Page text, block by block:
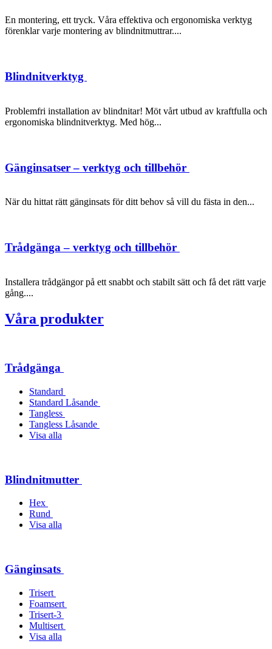
En montering, ett tryck. Våra effektiva och ergonomiska verktyg
förenklar varje montering av blindnitmuttrar....
Blindnitverktyg
Problemfri installation av blindnitar! Möt vårt utbud av kraftfulla och
ergonomiska blindnitverktyg. Med hög...
Gänginsatser – verktyg och tillbehör
När du hittat rätt gänginsats för ditt behov så vill du fästa in den...
Trådgänga – verktyg och tillbehör
Installera trådgängor på ett snabbt och stabilt sätt och få det rätt varje
gång....
Våra produkter
Trådgänga
Standard
Standard Låsande
Tangless
Tangless Låsande
Visa alla
Blindnitmutter
Hex
Rund
Visa alla
Gänginsats
Trisert
Foamsert
Trisert-3
Multisert
Visa alla